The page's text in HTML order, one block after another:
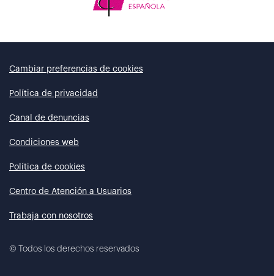
Cambiar preferencias de cookies
Política de privacidad
Canal de denuncias
Condiciones web
Política de cookies
Centro de Atención a Usuarios
Trabaja con nosotros
© Todos los derechos reservados